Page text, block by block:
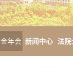
金年会 新闻中心 法院